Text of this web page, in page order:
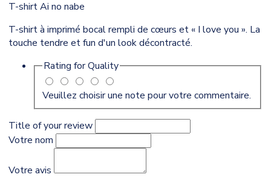
T-shirt Ai no nabe
T-shirt à imprimé bocal rempli de cœurs et « I love you ». La
touche tendre et fun d'un look décontracté.
Rating forQuality
Veuillez choisir une note pour votre commentaire.
Title of your review
Votre nom
Votre avis